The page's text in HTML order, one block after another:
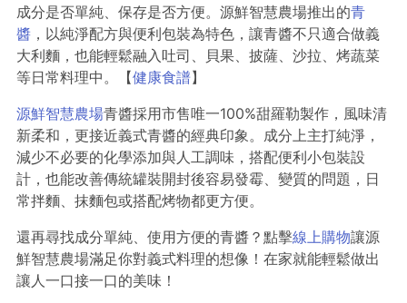
成分是否單純、保存是否方便。源鮮智慧農場推出的青
醬 ，以純淨配方與便利包裝為特色，讓青醬不只適合做義
大利麵，也能輕鬆融入吐司、貝果、披薩、沙拉、烤蔬菜
等日常料理中。【健康食譜】
源鮮智慧農場青醬採用市售唯一100%甜羅勒製作，風味清
新柔和，更接近義式青醬的經典印象。成分上主打純淨，
減少不必要的化學添加與人工調味，搭配便利小包裝設
計，也能改善傳統罐裝開封後容易發霉、變質的問題，日
常拌麵、抹麵包或搭配烤物都更方便。
還再尋找成分單純、使用方便的青醬？點擊線上購物讓源
鮮智慧農場滿足你對義式料理的想像！在家就能輕鬆做出
讓人一口接一口的美味！